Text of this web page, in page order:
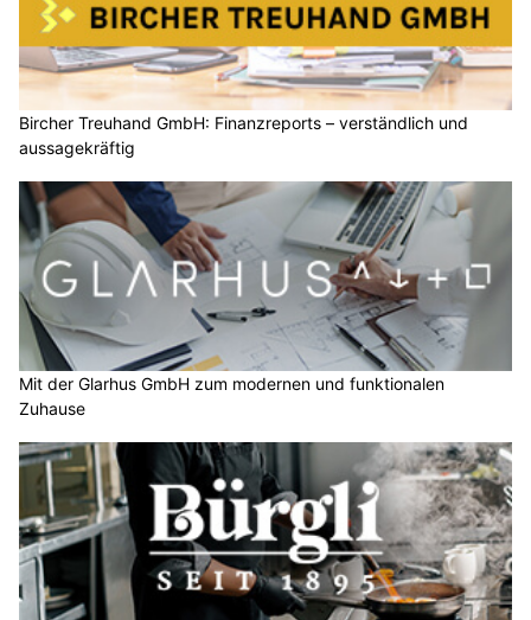
Bircher Treuhand GmbH: Finanzreports – verständlich und
aussagekräftig
Mit der Glarhus GmbH zum modernen und funktionalen
Zuhause